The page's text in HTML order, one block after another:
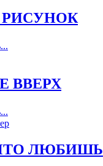
ВВЕРХ
ЛЮБИШЬ